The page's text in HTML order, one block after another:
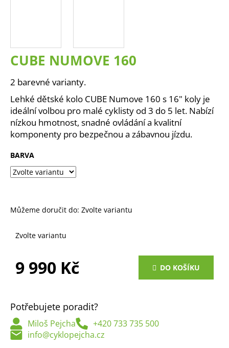
CUBE NUMOVE 160
2 barevné varianty.
Lehké dětské kolo CUBE Numove 160 s 16" koly je
ideální volbou pro malé cyklisty od 3 do 5 let. Nabízí
nízkou hmotnost, snadné ovládání a kvalitní
komponenty pro bezpečnou a zábavnou jízdu.
BARVA
Můžeme doručit do: Zvolte variantu
Zvolte variantu
9 990 Kč DO KOŠÍKU
Potřebujete poradit?
Miloš Pejcha
+420 733 735 500
info@cyklopejcha.cz
t
?
HLEDAT
D
o
r
u
e
m